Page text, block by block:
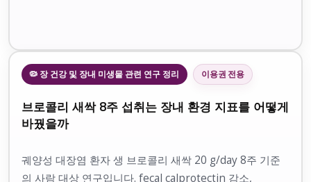
🦠 장 건강 및 장내 미생물 관련 연구 정리 이용권 전용
브로콜리 새싹 8주 섭취는 장내 환경 지표를 어떻게
바꿨을까
궤양성 대장염 환자 생 브로콜리 새싹 20 g/day 8주 기준
의 사람 대상 연구입니다. fecal calprotectin 감소,